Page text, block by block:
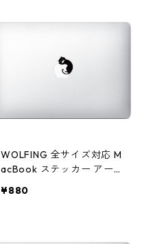
WOLFING 全サイズ対応 M
acBook ステッカー アー
ル HUNGRY CAT 黒猫 ブラ
¥880